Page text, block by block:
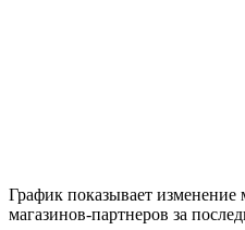
График показывает
магазинов-партнеров за